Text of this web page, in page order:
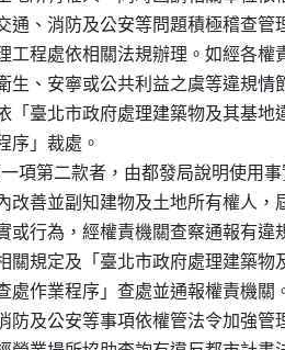
交通、消防及公安等問題積極稽查
理工程處依相關法規辦理。如經各
衛生、安寧或公共利益之虞等違規
依「臺北市政府處理建築物及其基
序」裁處。
一項第二款者，由都發局說明使用
內改善並副知建物及土地所有權人
實或行為，經權責機關查察通報有
相關規定及「臺北市政府處理建築
查處作業程序」查處並通報權責機
消防及公安等事項依權管法令加強管